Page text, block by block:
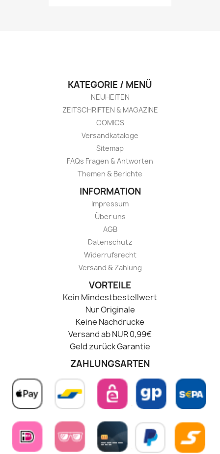
KATEGORIE / MENÜ
NEUHEITEN
ZEITSCHRIFTEN & MAGAZINE
COMICS
Versandkataloge
Sitemap
FAQs Fragen & Antworten
Themen & Berichte
INFORMATION
Impressum
Über uns
AGB
Datenschutz
Widerrufsrecht
Versand & Zahlung
VORTEILE
Kein Mindestbestellwert
Nur Originale
Keine Nachdrucke
Versand ab NUR 0,99€
Geld zurück Garantie
ZAHLUNGSARTEN